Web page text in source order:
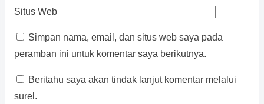
Situs Web
Simpan nama, email, dan situs web saya pada
peramban ini untuk komentar saya berikutnya.
Beritahu saya akan tindak lanjut komentar melalui
surel.